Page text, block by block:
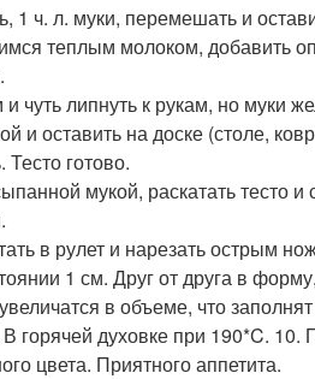
1 ч. л. муки, перемешать и
теплым молоком, добавить
чуть липнуть к рукам, но муки
и оставить на доске (столе,
готово.
мукой, раскатать тесто
в рулет и нарезать острым
1 см. Друг от друга в
в объеме, что
горячей духовке при 190*C. 10.
цвета. Приятного аппетита.